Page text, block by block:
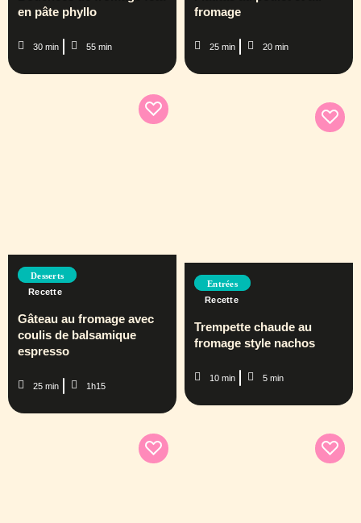
en pâte phyllo
30 min 55 min
fromage
25 min 20 min
Desserts
Recette
Gâteau au fromage avec
coulis de balsamique
espresso
25 min 1h15
Entrées
Recette
Trempette chaude au
fromage style nachos
10 min 5 min